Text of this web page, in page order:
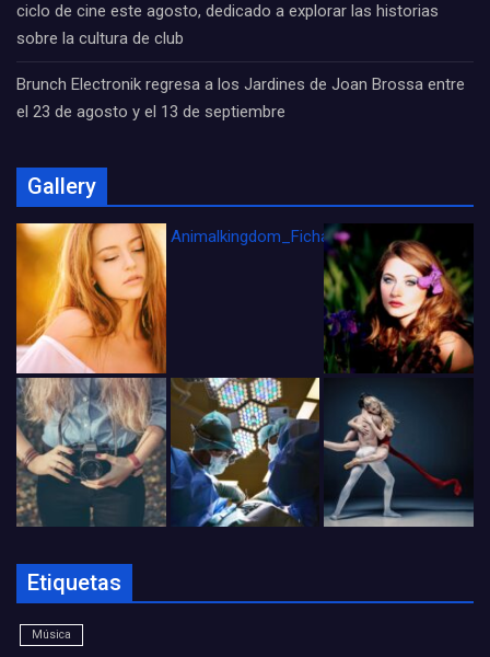
ciclo de cine este agosto, dedicado a explorar las historias
sobre la cultura de club
Brunch Electronik regresa a los Jardines de Joan Brossa entre
el 23 de agosto y el 13 de septiembre
Gallery
Animalkingdom_FichaCine
Etiquetas
Música